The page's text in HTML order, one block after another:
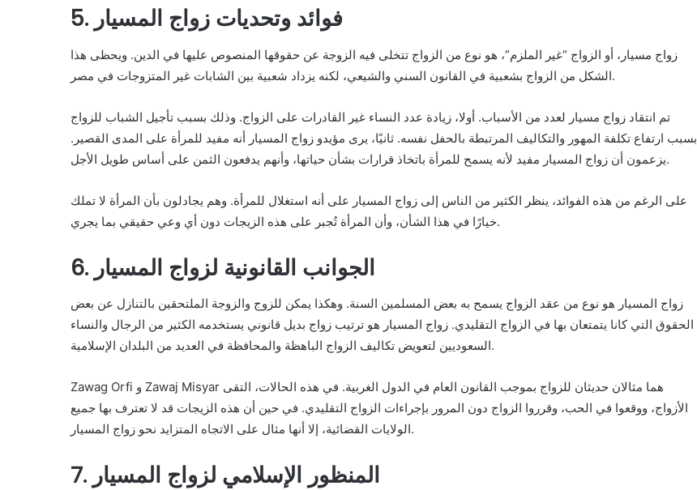
5. فوائد وتحديات زواج المسيار
زواج مسيار، أو الزواج “غير الملزم”، هو نوع من الزواج تتخلى فيه الزوجة عن حقوقها المنصوص عليها في الدين. ويحظى هذا
الشكل من الزواج بشعبية في القانون السني والشيعي، لكنه يزداد شعبية بين الشابات غير المتزوجات في مصر.
تم انتقاد زواج مسيار لعدد من الأسباب. أولا، زيادة عدد النساء غير القادرات على الزواج. وذلك بسبب تأجيل الشباب للزواج
بسبب ارتفاع تكلفة المهور والتكاليف المرتبطة بالحفل نفسه. ثانيًا، يرى مؤيدو زواج المسيار أنه مفيد للمرأة على المدى القصير.
يزعمون أن زواج المسيار مفيد لأنه يسمح للمرأة باتخاذ قرارات بشأن حياتها، وأنهم يدفعون الثمن على أساس طويل الأجل.
على الرغم من هذه الفوائد، ينظر الكثير من الناس إلى زواج المسيار على أنه استغلال للمرأة. وهم يجادلون بأن المرأة لا تملك
خيارًا في هذا الشأن، وأن المرأة تُجبر على هذه الزيجات دون أي وعي حقيقي بما يجري.
6. الجوانب القانونية لزواج المسيار
زواج المسيار هو نوع من عقد الزواج يسمح به بعض المسلمين السنة. وهكذا يمكن للزوج والزوجة الملتحقين بالتنازل عن بعض
الحقوق التي كانا يتمتعان بها في الزواج التقليدي. زواج المسيار هو ترتيب زواج بديل قانوني يستخدمه الكثير من الرجال والنساء
السعوديين لتعويض تكاليف الزواج الباهظة والمحافظة في العديد من البلدان الإسلامية.
Zawag Orfi و Zawaj Misyar هما مثالان حديثان للزواج بموجب القانون العام في الدول الغربية. في هذه الحالات، التقى
الأزواج، ووقعوا في الحب، وقرروا الزواج دون المرور بإجراءات الزواج التقليدي. في حين أن هذه الزيجات قد لا تعترف بها جميع
الولايات القضائية، إلا أنها مثال على الاتجاه المتزايد نحو زواج المسيار.
7. المنظور الإسلامي لزواج المسيار